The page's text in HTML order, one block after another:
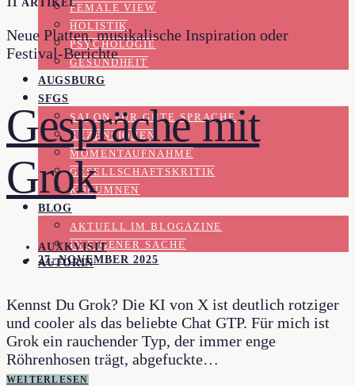
FEMALE VIEW
HOLISTIK
PSYCHOLOGIE
GESUNDHEIT
AUGSBURG
SFGS
SALON FÜR GUTE SPRACHE
REZENSIONEN
MOMENTAUFNAHME
GESELLSCHAFTSKRITIK
KOLUMNEN
BLOG
AKTUELL IM BLOGAZINE
IN EIGENER SACHE
AUTORIN
11 ARTIKEL
Neue Platten, musikalische Inspiration oder
Festival-Berichte
Gespräche mit
Grok
AUXKVISIT
27. NOVEMBER 2025
Kennst Du Grok? Die KI von X ist deutlich rotziger
und cooler als das beliebte Chat GTP. Für mich ist
Grok ein rauchender Typ, der immer enge
Röhrenhosen trägt, abgefuckte…
WEITERLESEN